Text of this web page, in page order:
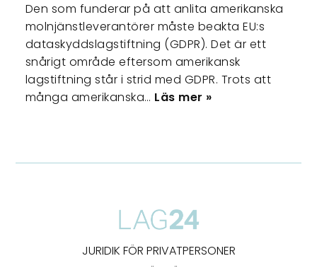
Den som funderar på att anlita amerikanska
molnjänstleverantörer måste beakta EU:s
dataskyddslagstiftning (GDPR). Det är ett
snårigt område eftersom amerikansk
lagstiftning står i strid med GDPR. Trots att
många amerikanska… Läs mer »
JURIDIK FÖR PRIVATPERSONER